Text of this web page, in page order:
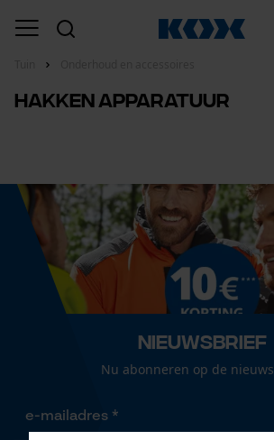
Hakken apparatuur
Nieuwsbrief
Nu abonneren op de